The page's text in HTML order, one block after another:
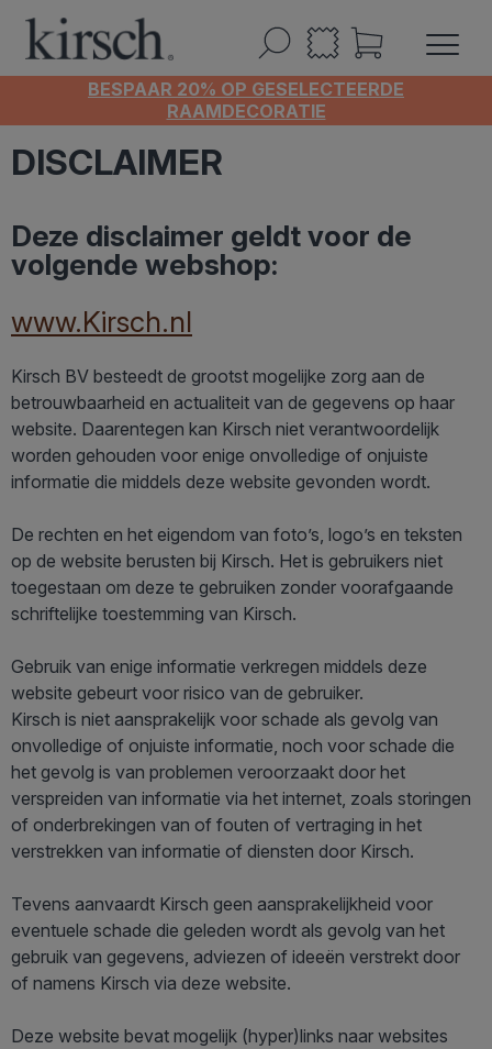
BESPAAR 20% OP GESELECTEERDE
RAAMDECORATIE
DISCLAIMER
Deze disclaimer geldt voor de
volgende webshop:
www.Kirsch.nl
Kirsch BV besteedt de grootst mogelijke zorg aan de
betrouwbaarheid en actualiteit van de gegevens op haar
website. Daarentegen kan Kirsch niet verantwoordelijk
worden gehouden voor enige onvolledige of onjuiste
informatie die middels deze website gevonden wordt.
De rechten en het eigendom van foto’s, logo’s en teksten
op de website berusten bij Kirsch. Het is gebruikers niet
toegestaan om deze te gebruiken zonder voorafgaande
schriftelijke toestemming van Kirsch.
Gebruik van enige informatie verkregen middels deze
website gebeurt voor risico van de gebruiker.
Kirsch is niet aansprakelijk voor schade als gevolg van
onvolledige of onjuiste informatie, noch voor schade die
het gevolg is van problemen veroorzaakt door het
verspreiden van informatie via het internet, zoals storingen
of onderbrekingen van of fouten of vertraging in het
verstrekken van informatie of diensten door Kirsch.
Tevens aanvaardt Kirsch geen aansprakelijkheid voor
eventuele schade die geleden wordt als gevolg van het
gebruik van gegevens, adviezen of ideeën verstrekt door
of namens Kirsch via deze website.
Deze website bevat mogelijk (hyper)links naar websites